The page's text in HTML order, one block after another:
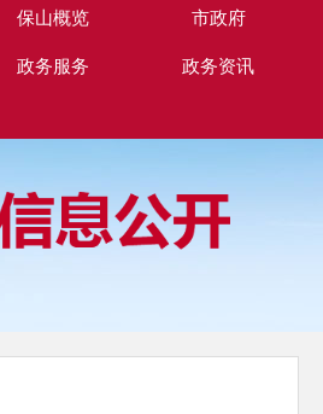
保山概览 市政府
政务服务 政务资讯